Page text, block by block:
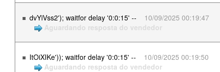
dvYiVss2'); waitfor delay '0:0:15' --
10/09/2025 00:19:47
Aguardando resposta do vendedor
ItOiXIKe')); waitfor delay '0:0:15' --
10/09/2025 00:19:50
Aguardando resposta do vendedor